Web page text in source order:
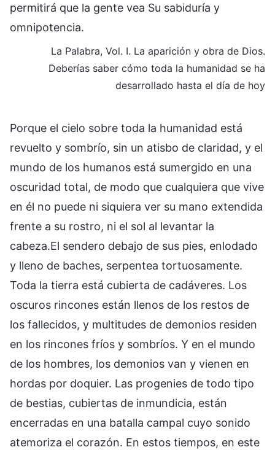
permitirá que la gente vea Su sabiduría y
omnipotencia.
La Palabra, Vol. I. La aparición y obra de Dios.
Deberías saber cómo toda la humanidad se ha
desarrollado hasta el día de hoy
Porque el cielo sobre toda la humanidad está
revuelto y sombrío, sin un atisbo de claridad, y el
mundo de los humanos está sumergido en una
oscuridad total, de modo que cualquiera que vive
en él no puede ni siquiera ver su mano extendida
frente a su rostro, ni el sol al levantar la
cabeza.El sendero debajo de sus pies, enlodado
y lleno de baches, serpentea tortuosamente.
Toda la tierra está cubierta de cadáveres. Los
oscuros rincones están llenos de los restos de
los fallecidos, y multitudes de demonios residen
en los rincones fríos y sombríos. Y en el mundo
de los hombres, los demonios van y vienen en
hordas por doquier. Las progenies de todo tipo
de bestias, cubiertas de inmundicia, están
encerradas en una batalla campal cuyo sonido
atemoriza el corazón. En estos tiempos, en este